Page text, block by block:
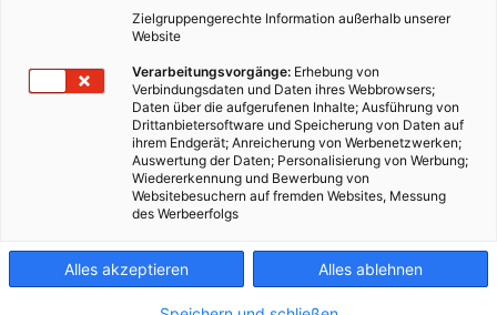
Zielgruppengerechte Information außerhalb unserer
Website
Verarbeitungsvorgänge: Erhebung von
Verbindungsdaten und Daten ihres Webbrowsers;
Daten über die aufgerufenen Inhalte; Ausführung von
Drittanbietersoftware und Speicherung von Daten auf
ihrem Endgerät; Anreicherung von Werbenetzwerken;
Auswertung der Daten; Personalisierung von Werbung;
Wiedererkennung und Bewerbung von
Websitebesuchern auf fremden Websites, Messung
des Werbeerfolgs
Alles akzeptieren Alles ablehnen